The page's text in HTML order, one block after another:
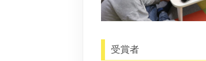
受賞者